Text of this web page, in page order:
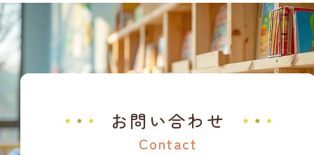
お問い合わせ
Contact